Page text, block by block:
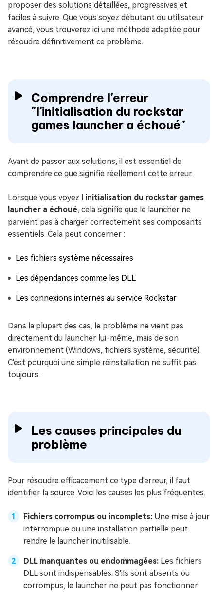
proposer des solutions détaillées, progressives et
faciles à suivre. Que vous soyez débutant ou utilisateur
avancé, vous trouverez ici une méthode adaptée pour
résoudre définitivement ce problème.
Comprendre l'erreur
"l'initialisation du rockstar
games launcher a échoué"
Avant de passer aux solutions, il est essentiel de
comprendre ce que signifie réellement cette erreur.
Lorsque vous voyez
l initialisation du rockstar games
launcher a échoué, cela signifie que le launcher ne
parvient pas à charger correctement ses composants
essentiels. Cela peut concerner :
Les fichiers système nécessaires
Les dépendances comme les DLL
Les connexions internes au service Rockstar
Dans la plupart des cas, le problème ne vient pas
directement du launcher lui-même, mais de son
environnement (Windows, fichiers système, sécurité).
C'est pourquoi une simple réinstallation ne suffit pas
toujours.
Les causes principales du
problème
Pour résoudre efficacement ce type d'erreur, il faut
identifier la source. Voici les causes les plus fréquentes.
Fichiers corrompus ou incomplets: Une mise à jour
interrompue ou une installation partielle peut
rendre le launcher inutilisable.
DLL manquantes ou endommagées: Les fichiers
DLL sont indispensables. S'ils sont absents ou
corrompus, le launcher ne peut pas fonctionner